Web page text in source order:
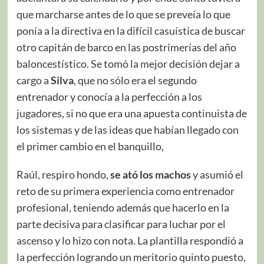
que marcharse antes de lo que se preveía lo que
ponía a la directiva en la difícil casuística de buscar
otro capitán de barco en las postrimerías del año
baloncestístico. Se tomó la mejor decisión dejar a
cargo aSilva, que no sólo era el segundo
entrenador y conocía a la perfección a los
jugadores, si no que era una apuesta continuista de
los sistemas y de las ideas que habían llegado con
el primer cambio en el banquillo,
Raúl, respiro hondo,se ató los machosy asumió el
reto de su primera experiencia como entrenador
profesional, teniendo además que hacerlo en la
parte decisiva para clasificar para luchar por el
ascenso y lo hizo con nota. La plantilla respondió a
la perfección logrando un meritorio quinto puesto,